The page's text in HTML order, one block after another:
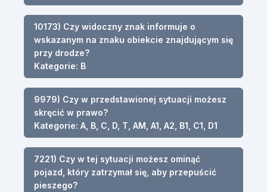
10173) Czy widoczny znak informuje o
wskazanym na znaku obiekcie znajdującym się
przy drodze?
Kategorie: B
9979) Czy w przedstawionej sytuacji możesz
skręcić w prawo?
Kategorie: A, B, C, D, T, AM, A1, A2, B1, C1, D1
7221) Czy w tej sytuacji możesz ominąć
pojazd, który zatrzymał się, aby przepuścić
pieszego?